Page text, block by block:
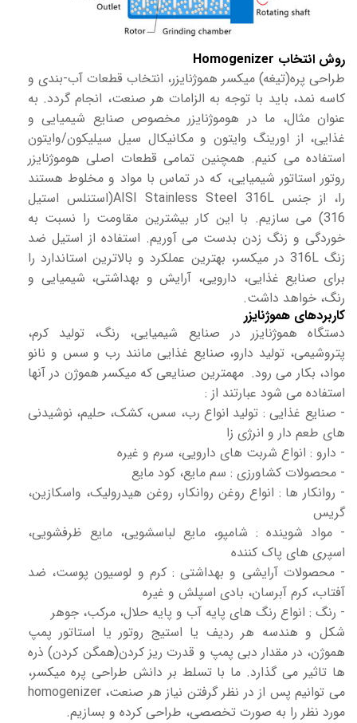
روش انتخاب Homogenizer
طراحی پره(تیغه) میکسر هموژنایزر، انتخاب قطعات آب-بندی و
کاسه نمد، باید با توجه به الزامات هر صنعت، انجام گردد. به
عنوان مثال، ما در هوموژنایزر مخصوص صنایع شیمیایی و
غذایی، از اورینگ وایتون و مکانیکال سیل سیلیکون/وایتون
استفاده می کنیم. همچنین تمامی قطعات اصلی هوموژنایزر
روتور استاتور شیمیایی، که در تماس با مواد و مخلوط هستند
را، از جنس AISI Stainless Steel 316L(استنلس استیل
316) می سازیم. با این کار بیشترین مقاومت را نسبت به
خوردگی و زنگ زدن بدست می آوریم. استفاده از استیل ضد
زنگ 316L در میکسر، بهترین عملکرد و بالاترین استاندارد را
برای صنایع غذایی، دارویی، آرایش و بهداشتی، شیمیایی و
رنگ، خواهد داشت.
کاربردهای هموژنایزر
دستگاه هموژنایزر در صنایع شیمیایی، رنگ، تولید کرم،
پتروشیمی، تولید دارو، صنایع غذایی مانند رب و سس و نانو
مواد، بکار می رود. مهمترین صنایعی که میکسر هموژن در آنها
استفاده می شود عبارتند از :
- صنایع غذایی : تولید انواع رب، سس، کشک، حلیم، نوشیدنی
های طعم دار و انرژی زا
- دارو : انواع شربت های دارویی، سرم و غیره
- محصولات کشاورزی : سم مایع، کود مایع
- روانکار ها : انواع روغن روانکار، روغن هیدرولیک، واسکازین،
گریس
- مواد شوینده : شامپو، مایع لباسشویی، مایع ظرفشویی،
اسپری های پاک کننده
- محصولات آرایشی و بهداشتی : کرم و لوسیون پوست، ضد
آفتاب، کرم آبرسان، بادی اسپلش و غیره
- رنگ : انواع رنگ های پایه آب و پایه حلال، مرکب، جوهر
شکل و هندسه هر ردیف یا استیج روتور یا استاتور پمپ
هموژن، در مقدار دبی پمپ و قدرت ریز کردن(همگن کردن) ذره
ها تاثیر می گذارد. ما با تسلط بر دانش طراحی پره میکسر،
می توانیم پس از در نظر گرفتن نیاز هر صنعت، homogenizer
مورد نظر را به صورت تخصصی، طراحی کرده و بسازیم.